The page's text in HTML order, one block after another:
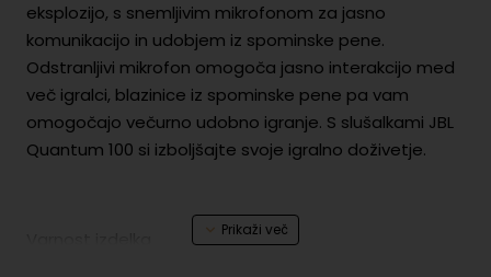
eksplozijo, s snemljivim mikrofonom za jasno
komunikacijo in udobjem iz spominske pene.
Odstranljivi mikrofon omogoča jasno interakcijo med
več igralci, blazinice iz spominske pene pa vam
omogočajo večurno udobno igranje. S slušalkami JBL
Quantum 100 si izboljšajte svoje igralno doživetje.